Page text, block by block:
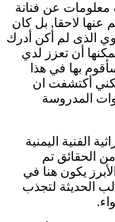
عن فنانة
عنها لاحقا, بل كان
الذى لم أكن أدرك
أن تعزز لدي
بها في هذا
أكتشفت ان
المدروسة
الفنية اليمنية
الحقائق تم
يكون هنا في
الحديثة لتجذب